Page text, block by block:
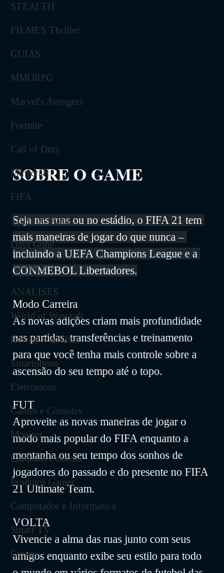
STEALTH
FILMES Thriller
GUIAS
MMORPG
Marvel's Avengers
Fortnite
Call of Duty
Minecraft
FIFA
Trials of Mana
Days Gone
ANIMES
ANÁLISES
World of Warcraft
Review e Análise
Smartphone
Eletrônicos
Games e Consoles
Monitor
Cuidados Pessoais
Produtos Gamer
Computador e Informática
Smart TV
Cursos
SOBRE O GAME
Seja nas ruas ou no estádio, o FIFA 21 tem
mais maneiras de jogar do que nunca –
incluindo a UEFA Champions League e a
CONMEBOL Libertadores.
Modo Carreira
As novas adições criam mais profundidade
nas partidas, transferências e treinamento
para que você tenha mais controle sobre a
ascensão do seu tempo até o topo.
FUT
Aproveite as novas maneiras de jogar o
modo mais popular do FIFA enquanto a
montanha ou seu tempo dos sonhos de
jogadores do passado e do presente no FIFA
21 Ultimate Team.
VOLTA
Vivencie a alma das ruas junto com seus
amigos enquanto exibe seu estilo para todo